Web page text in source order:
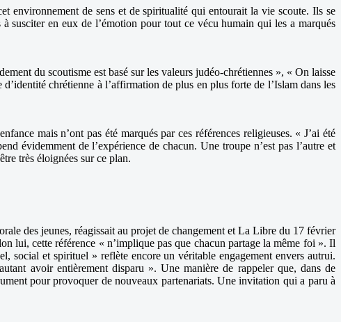
environnement de sens et de spiritualité qui entourait la vie scoute. Ils se
susciter en eux de l’émotion pour tout ce vécu humain qui les a marqués
du scoutisme est basé sur les valeurs judéo-chrétiennes », « On laisse
chrétienne à l’affirmation de plus en plus forte de l’Islam dans les
mais n’ont pas été marqués par ces références religieuses. « J’ai été
évidemment de l’expérience de chacun. Une troupe n’est pas l’autre et
très éloignées sur ce plan.
des jeunes, réagissait au projet de changement et La Libre du 17 février
lui, cette référence « n’implique pas que chacun partage la même foi ». Il
social et spirituel » reflète encore un véritable engagement envers autrui.
avoir entièrement disparu ». Une manière de rappeler que, dans de
pour provoquer de nouveaux partenariats. Une invitation qui a paru à